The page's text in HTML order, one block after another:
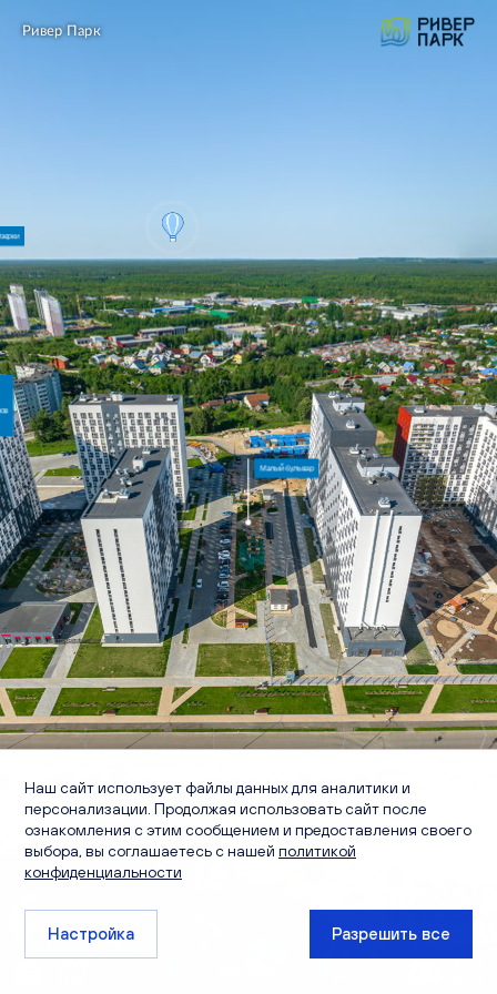
Наш сайт использует файлы данных для аналитики и
персонализации. Продолжая использовать сайт после
ознакомления с этим сообщением и предоставления своего
выбора, вы соглашаетесь с нашей политикой
конфиденциальности
Настройка Разрешить все